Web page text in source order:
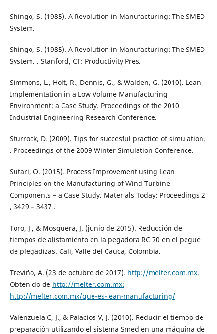
Shingo, S. (1985). A Revolution in Manufacturing: The SMED
System.
Shingo, S. (1985). A Revolution in Manufacturing: The SMED
System. . Stanford, CT: Productivity Pres.
Simmons, L., Holt, R., Dennis, G., & Walden, G. (2010). Lean
Implementation in a Low Volume Manufacturing
Environment: a Case Study. Proceedings of the 2010
Industrial Engineering Research Conference.
Sturrock, D. (2009). Tips for succesful practice of simulation.
. Proceedings of the 2009 Winter Simulation Conference.
Sutari, O. (2015). Process Improvement using Lean
Principles on the Manufacturing of Wind Turbine
Components – a Case Study. Materials Today: Proceedings 2
, 3429 – 3437 .
Toro, J., & Mosquera, J. (junio de 2015). Reducción de
tiempos de alistamiento en la pegadora RC 70 en el pegue
de plegadizas. Cali, Valle del Cauca, Colombia.
Treviño, A. (23 de octubre de 2017). http://melter.com.mx.
Obtenido de http://melter.com.mx:
http://melter.com.mx/que-es-lean-manufacturing/
Valenzuela C, J., & Palacios V, J. (2010). Reducir el tiempo de
preparación utilizando el sistema Smed en una máquina de